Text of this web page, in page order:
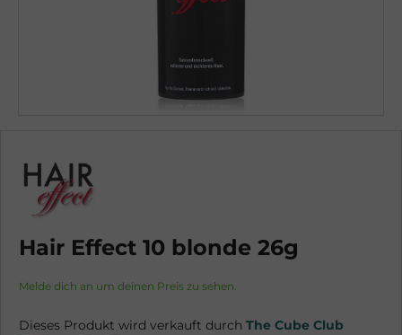
Hair Effect 10 blonde 26g
Melde dich an um deinen Preis zu sehen.
Dieses Produkt wird verkauft durch The Cube Club